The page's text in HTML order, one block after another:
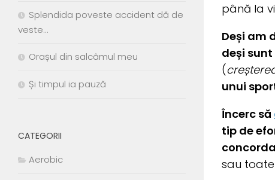
până la
Deși am
deși
(
unui
Încerc să
tip de
sau
Splendida poveste accident dă de
veste…
Orașul din salcâmul meu
Și timpul ia pauză
CATEGORII
Aerobic